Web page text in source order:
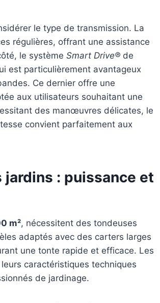
le type de transmission. La
régulières, offrant une assistance
le système Smart Drive® de
est particulièrement avantageux
Ce dernier offre une
aux utilisateurs souhaitant une
des manœuvres délicates, le
convient parfaitement aux
jardins : puissance et
m², nécessitent des tondeuses
adaptés avec des carters larges
une tonte rapide et efficace. Les
caractéristiques techniques
de jardinage.